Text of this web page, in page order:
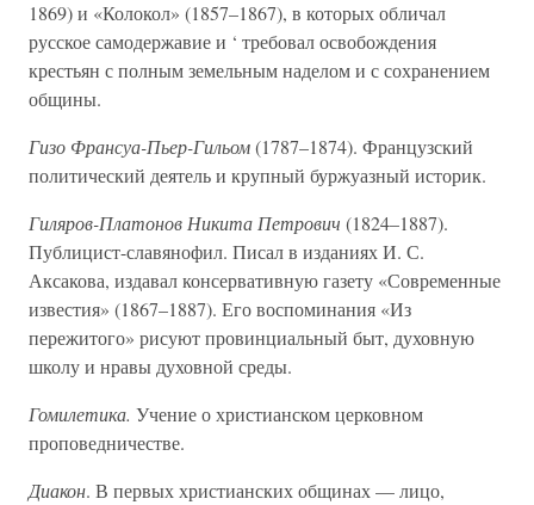
1869) и «Колокол» (1857–1867), в которых обличал
русское самодержавие и ‘ требовал освобождения
крестьян с полным земельным наделом и с сохранением
общины.
Гизо Франсуа-Пьер-Гильом(1787–1874). Французский
политический деятель и крупный буржуазный историк.
Гиляров-Платонов Никита Петрович (1824–1887).
Публицист-славянофил. Писал в изданиях И. С.
Аксакова, издавал консервативную газету «Современные
известия» (1867–1887). Его воспоминания «Из
пережитого» рисуют провинциальный быт, духовную
школу и нравы духовной среды.
Гомилетика. Учение о христианском церковном
проповедничестве.
Диакон. В первых христианских общинах — лицо,